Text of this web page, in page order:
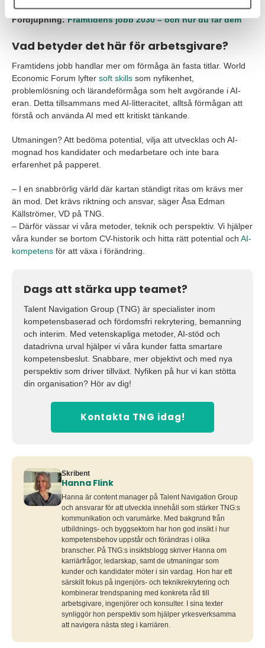
Fördjupning:Framtidens jobb 2030 – och hur du får dem
Vad betyder det här för arbetsgivare?
Framtidens jobb handlar mer om förmåga än fasta titlar. World
Economic Forum lyfter soft skills som nyfikenhet,
problemlösning och lärandeförmåga som helt avgörande i AI-
eran. Detta tillsammans med AI-litteracitet, alltså förmågan att
förstå och använda AI med ett kritiskt tänkande.
Utmaningen? Att bedöma potential, vilja att utvecklas och AI-
mognad hos kandidater och medarbetare och inte bara
erfarenhet på papperet.
– I en snabbrörlig värld där kartan ständigt ritas om krävs mer
än mod. Det krävs riktning och ansvar, säger Åsa Edman
Källströmer, VD på TNG.
– Därför vässar vi våra metoder, teknik och perspektiv. Vi hjälper
våra kunder se bortom CV-historik och hitta rätt potential och AI-
kompetens för att växa i förändring.
Dags att stärka upp teamet?
Talent Navigation Group (TNG) är specialister inom
kompetensbaserad och fördomsfri rekrytering, bemanning
och interim. Med vetenskapliga metoder, AI-stöd och
datadrivna urval hjälper vi våra kunder fatta smartare
kompetensbeslut. Snabbare, mer objektivt och med nya
perspektiv som driver tillväxt. Nyfiken på hur vi kan stötta
din organisation? Hör av dig!
Kontakta TNG idag!
Skribent
Hanna Flink
Hanna är content manager på Talent Navigation Group
och ansvarar för att utveckla innehåll som stärker TNG:s
kommunikation och varumärke. Med bakgrund från
utbildnings- och byggsektorn har hon god insikt i hur
kompetensbehov uppstår och förändras i olika
branscher. På TNG:s insiktsblogg skriver Hanna om
karriärfrågor, ledarskap, samt de utmaningar som
kunder och kandidater möter i sin vardag. Hon har ett
särskilt fokus på ingenjörs- och teknikrekrytering och
kombinerar trendspaning med konkreta råd till
arbetsgivare, ingenjörer och konsulter. I sina texter
synliggör hon perspektiv som hjälper yrkesverksamma
att navigera nästa steg i karriären.